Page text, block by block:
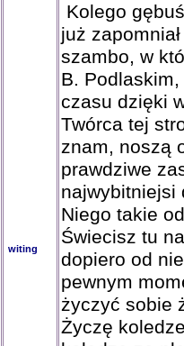
witing
Kolego
już
szambo, w
B.
czasu dzięki
Twórca tej
znam, noszą
prawdziwe
najwybitniejsi
Niego takie
Świecisz tu
dopiero od
pewnym
życzyć sobie
Życzę